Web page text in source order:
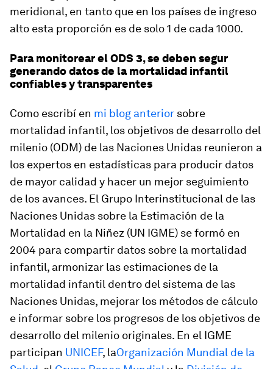
meridional, en tanto que en los países de ingreso
alto esta proporción es de solo 1 de cada 1000.
Para monitorear el ODS 3, se deben segur
generando datos de la mortalidad infantil
confiables y transparentes
Como escribí en mi blog anterior sobre
mortalidad infantil, los objetivos de desarrollo del
milenio (ODM) de las Naciones Unidas reunieron a
los expertos en estadísticas para producir datos
de mayor calidad y hacer un mejor seguimiento
de los avances. El Grupo Interinstitucional de las
Naciones Unidas sobre la Estimación de la
Mortalidad en la Niñez (UN IGME) se formó en
2004 para compartir datos sobre la mortalidad
infantil, armonizar las estimaciones de la
mortalidad infantil dentro del sistema de las
Naciones Unidas, mejorar los métodos de cálculo
e informar sobre los progresos de los objetivos de
desarrollo del milenio originales. En el IGME
participan UNICEF, laOrganización Mundial de la